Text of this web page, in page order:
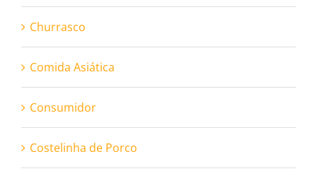
Churrasco
Comida Asiática
Consumidor
Costelinha de Porco